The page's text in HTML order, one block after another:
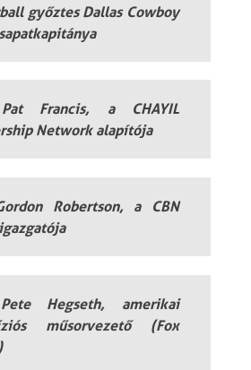
győztes Dallas Cowboy
Francis, a CHAYIL
Network alapítója
Robertson, a CBN
Hegseth, amerikai
műsorvezető (Fox